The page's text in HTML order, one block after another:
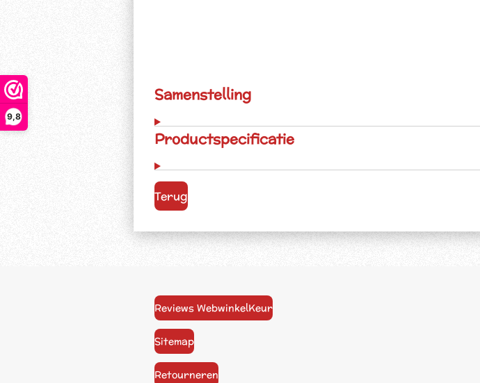
9,8
Samenstelling
Productspecificatie
Terug
Reviews WebwinkelKeur
Sitemap
Retourneren